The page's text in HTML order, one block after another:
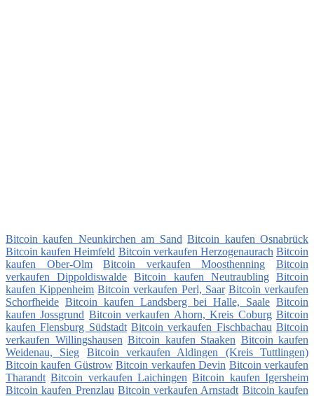
Bitcoin kaufen Neunkirchen am Sand Bitcoin kaufen Osnabrück
Bitcoin kaufen Heimfeld Bitcoin verkaufen Herzogenaurach Bitcoin
kaufen Ober-Olm
Bitcoin verkaufen Moosthenning
Bitcoin
verkaufen Dippoldiswalde
Bitcoin kaufen Neutraubling
Bitcoin
kaufen Kippenheim Bitcoin verkaufen Perl, Saar Bitcoin verkaufen
Schorfheide Bitcoin kaufen Landsberg bei Halle, Saale Bitcoin
kaufen Jossgrund Bitcoin verkaufen Ahorn, Kreis Coburg Bitcoin
kaufen Flensburg Südstadt Bitcoin verkaufen Fischbachau Bitcoin
verkaufen Willingshausen Bitcoin kaufen Staaken Bitcoin kaufen
Weidenau, Sieg
Bitcoin verkaufen Aldingen (Kreis Tuttlingen)
Bitcoin kaufen Güstrow Bitcoin verkaufen Devin Bitcoin verkaufen
Tharandt Bitcoin verkaufen Laichingen Bitcoin kaufen Igersheim
Bitcoin kaufen Prenzlau Bitcoin verkaufen Arnstadt Bitcoin kaufen